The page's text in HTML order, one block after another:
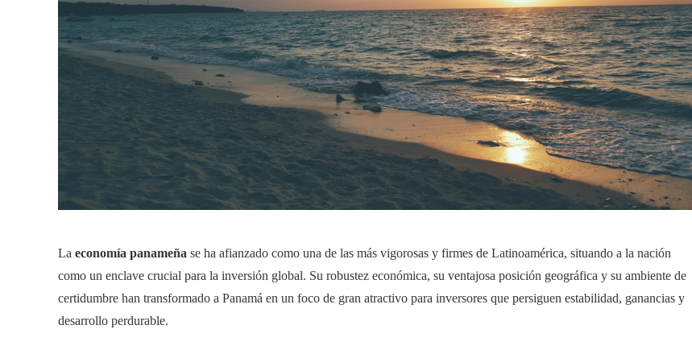
La economía panameña se ha afianzado como una de las más vigorosas y firmes de Latinoamérica, situando a la nación
como un enclave crucial para la inversión global. Su robustez económica, su ventajosa posición geográfica y su ambiente de
certidumbre han transformado a Panamá en un foco de gran atractivo para inversores que persiguen estabilidad, ganancias y
desarrollo perdurable.